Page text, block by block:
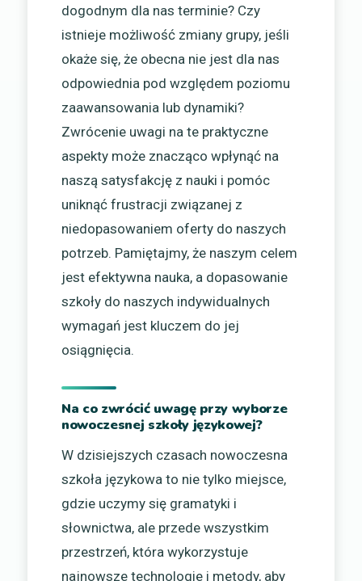
dogodnym dla nas terminie? Czy
istnieje możliwość zmiany grupy, jeśli
okaże się, że obecna nie jest dla nas
odpowiednia pod względem poziomu
zaawansowania lub dynamiki?
Zwrócenie uwagi na te praktyczne
aspekty może znacząco wpłynąć na
naszą satysfakcję z nauki i pomóc
uniknąć frustracji związanej z
niedopasowaniem oferty do naszych
potrzeb. Pamiętajmy, że naszym celem
jest efektywna nauka, a dopasowanie
szkoły do naszych indywidualnych
wymagań jest kluczem do jej
osiągnięcia.
Na co zwrócić uwagę przy wyborze
nowoczesnej szkoły językowej?
W dzisiejszych czasach nowoczesna
szkoła językowa to nie tylko miejsce,
gdzie uczymy się gramatyki i
słownictwa, ale przede wszystkim
przestrzeń, która wykorzystuje
najnowsze technologie i metody, aby